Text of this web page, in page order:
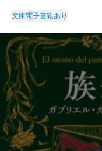
文庫電子書籍あり